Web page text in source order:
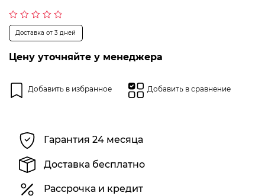
Оценка
из
Доставка от 3 дней
Цену уточняйте у менеджера
Добавить в избранное Добавить в сравнение
Гарантия 24 месяца
Доставка бесплатно
Рассрочка и кредит